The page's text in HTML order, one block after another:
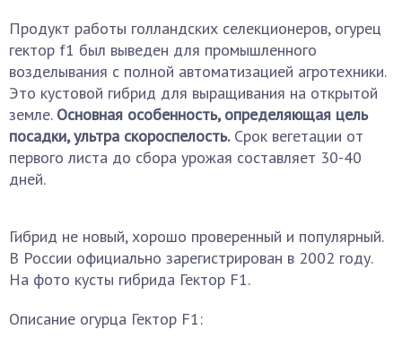
Продукт работы голландских селекционеров, огурец
гектор f1 был выведен для промышленного
возделывания с полной автоматизацией агротехники.
Это кустовой гибрид для выращивания на открытой
земле. Основная особенность, определяющая цель
посадки, ультра скороспелость.Срок вегетации от
первого листа до сбора урожая составляет 30-40
дней.
Гибрид не новый, хорошо проверенный и популярный.
В России официально зарегистрирован в 2002 году.
На фото кусты гибрида Гектор F1.
Описание огурца Гектор F1: